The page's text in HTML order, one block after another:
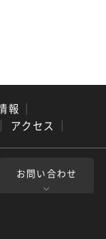
報 ｜
｜ アクセス ｜
お問い合わせ